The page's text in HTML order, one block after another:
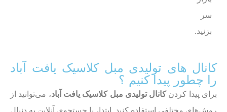
سر
بزنید.
کانال های تولیدی مبل کلاسیک یافت آباد
را چطور پیدا کنیم ؟
برای پیدا کردنکانال تولیدی مبل کلاسیک یافت آباد، می‌توانید از